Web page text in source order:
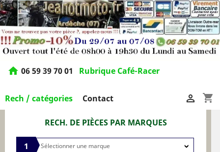
home 06 59 39 70 01 Rubrique Café-Racer
Rech / catégories Contact shopping_cart

RECH. DE PIÈCES PAR MARQUES
1